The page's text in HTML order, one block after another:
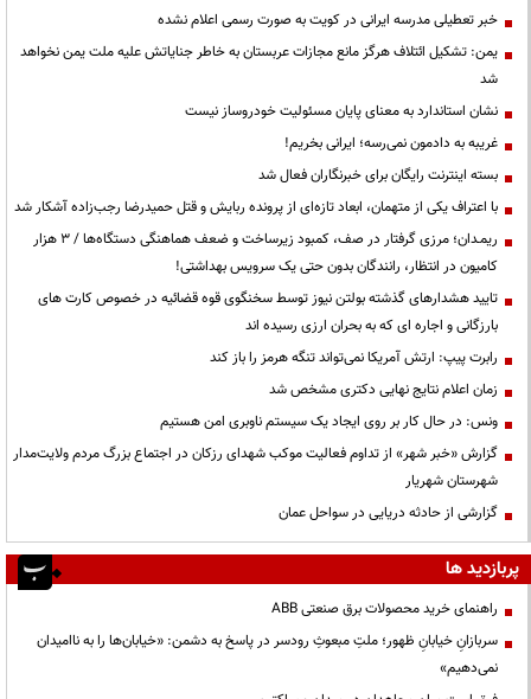
خبر تعطیلی مدرسه ایرانی در کویت به صورت رسمی اعلام نشده
یمن: تشکیل ائتلاف هرگز مانع مجازات عربستان به خاطر جنایاتش علیه ملت یمن نخواهد
شد
نشان استاندارد به معنای پایان مسئولیت خودروساز نیست
غریبه به دادمون نمی‌رسه؛ ایرانی بخریم!
بسته اینترنت رایگان برای خبرنگاران فعال شد
با اعتراف یکی از متهمان، ابعاد تازه‌ای از پرونده ربایش و قتل حمیدرضا رجب‌زاده آشکار شد
ریمـدان؛ مرزی گرفتار در صف، کمبود زیرساخت و ضعف هماهنگی دستگاه‌ها / ۳ هزار
کامیون در انتظار، رانندگان بدون حتی یک سرویس بهداشتی!
تایید هشدارهای گذشته بولتن نیوز توسط سخنگوی قوه قضائیه در خصوص کارت های
بارزگانی و اجاره ای که به بحران ارزی رسیده اند
رابرت پیپ: ارتش آمریکا نمی‌تواند تنگه هرمز را باز کند
زمان اعلام نتایج نهایی دکتری مشخص شد
ونس: در حال کار بر روی ایجاد یک سیستم ناوبری امن هستیم
گزارش «خبر شهر» از تداوم فعالیت موکب شهدای رزکان در اجتماع بزرگ مردم ولایت‌مدار
شهرستان شهریار
گزارشی از حادثه دریایی در سواحل عمان
پربازدید ها
راهنمای خرید محصولات برق صنعتی ABB
سربازانِ خیابانِ ظهور؛ ملتِ مبعوثِ رودسر در پاسخ به دشمن: «خیابان‌ها را به ناامیدان
نمی‌دهیم»